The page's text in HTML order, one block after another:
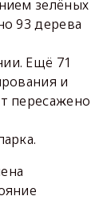
зелёных
93 дерева
Ещё 71
и
пересажено